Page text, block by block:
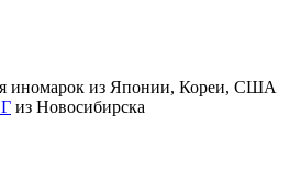
иномарок из Японии, Кореи, США
из Новосибирска